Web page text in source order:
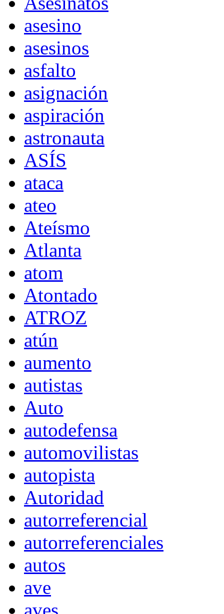
asesino
asesinos
asfalto
asignación
aspiración
astronauta
ASÍS
ataca
ateo
Ateísmo
Atlanta
atom
Atontado
ATROZ
atún
aumento
autistas
Auto
autodefensa
automovilistas
autopista
Autoridad
autorreferencial
autorreferenciales
autos
ave